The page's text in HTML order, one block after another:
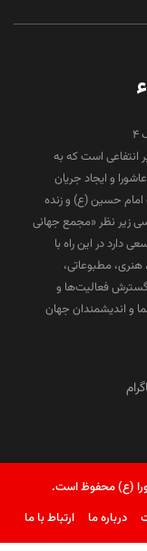
انتفاعی است که به
و ایجاد جریان
حسین (ع) و زنده
از سال ۱۳۹۳ هجری شمسی زیر نظر «مجمع جهانی
دارد در این راه با
هنری، مطبوعاتی،
گسترش فعالیت‌ها و
و اندیشمندان جهان
(ع) محفوظ است.
درباره ما ارتباط با ما